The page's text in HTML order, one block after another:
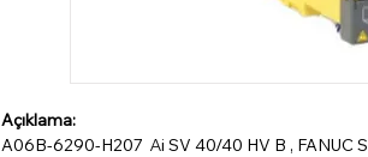
Açıklama:
A06B-6290-H207 Αi SV 40/40 HV B , FANUC